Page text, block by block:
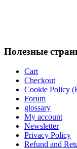
Полезные
Cart
Checkout
Cookie Policy
Forum
glossary
My account
Newsletter
Privacy Policy
Refund and